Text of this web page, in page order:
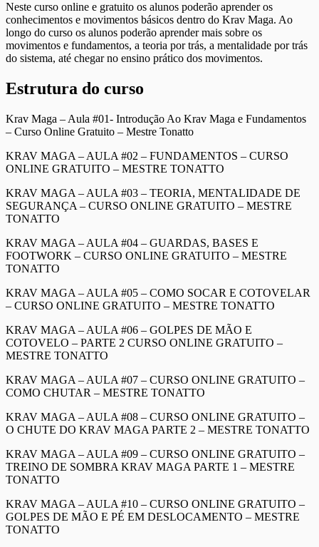
Neste curso online e gratuito os alunos poderão aprender os
conhecimentos e movimentos básicos dentro do Krav Maga. Ao
longo do curso os alunos poderão aprender mais sobre os
movimentos e fundamentos, a teoria por trás, a mentalidade por trás
do sistema, até chegar no ensino prático dos movimentos.
Estrutura do curso
Krav Maga – Aula #01- Introdução Ao Krav Maga e Fundamentos
– Curso Online Gratuito – Mestre Tonatto
KRAV MAGA – AULA #02 – FUNDAMENTOS – CURSO
ONLINE GRATUITO – MESTRE TONATTO
KRAV MAGA – AULA #03 – TEORIA, MENTALIDADE DE
SEGURANÇA – CURSO ONLINE GRATUITO – MESTRE
TONATTO
KRAV MAGA – AULA #04 – GUARDAS, BASES E
FOOTWORK – CURSO ONLINE GRATUITO – MESTRE
TONATTO
KRAV MAGA – AULA #05 – COMO SOCAR E COTOVELAR
– CURSO ONLINE GRATUITO – MESTRE TONATTO
KRAV MAGA – AULA #06 – GOLPES DE MÃO E
COTOVELO – PARTE 2 CURSO ONLINE GRATUITO –
MESTRE TONATTO
KRAV MAGA – AULA #07 – CURSO ONLINE GRATUITO –
COMO CHUTAR – MESTRE TONATTO
KRAV MAGA – AULA #08 – CURSO ONLINE GRATUITO –
O CHUTE DO KRAV MAGA PARTE 2 – MESTRE TONATTO
KRAV MAGA – AULA #09 – CURSO ONLINE GRATUITO –
TREINO DE SOMBRA KRAV MAGA PARTE 1 – MESTRE
TONATTO
KRAV MAGA – AULA #10 – CURSO ONLINE GRATUITO –
GOLPES DE MÃO E PÉ EM DESLOCAMENTO – MESTRE
TONATTO